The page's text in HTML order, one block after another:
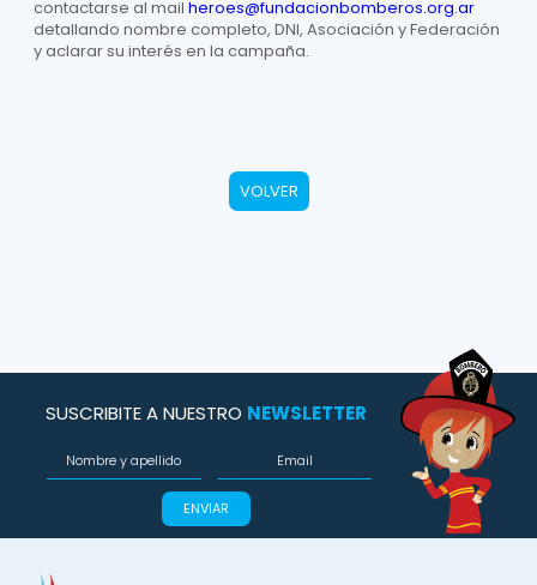
contactarse al mailheroes@fundacionbomberos.org.ar
detallando nombre completo, DNI, Asociación y Federación
y aclarar su interés en la campaña.
VOLVER
SUSCRIBITE A NUESTRO NEWSLETTER
ENVIAR